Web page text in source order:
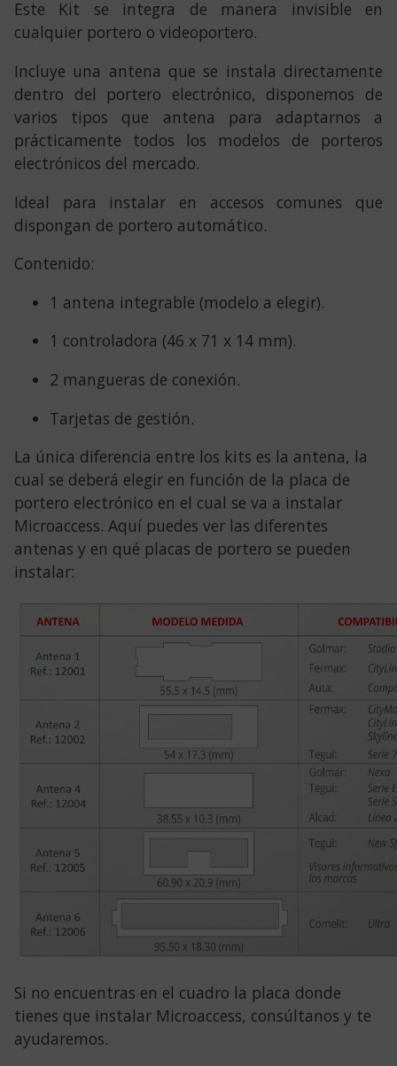
Este Kit se integra de manera invisible en
cualquier portero o videoportero.
Incluye una antena que se instala directamente
dentro del portero electrónico, disponemos de
varios tipos que antena para adaptarnos a
prácticamente todos los modelos de porteros
electrónicos del mercado.
Ideal para instalar en accesos comunes que
dispongan de portero automático.
Contenido:
1 antena integrable (modelo a elegir).
1 controladora (46 x 71 x 14 mm).
2 mangueras de conexión.
Tarjetas de gestión.
La única diferencia entre los kits es la antena, la
cual se deberá elegir en función de la placa de
portero electrónico en el cual se va a instalar
Microaccess. Aquí puedes ver las diferentes
antenas y en qué placas de portero se pueden
instalar:
Si no encuentras en el cuadro la placa donde
tienes que instalar Microaccess, consúltanos y te
ayudaremos.